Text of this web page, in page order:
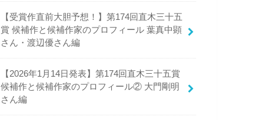
【受賞作直前大胆予想！】第174回直木三十五
賞 候補作と候補作家のプロフィール 葉真中顕
さん・渡辺優さん編
【2026年1月14日発表】第174回直木三十五賞
候補作と候補作家のプロフィール② 大門剛明
さん編